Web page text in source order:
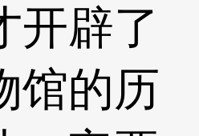
开辟了
馆的历